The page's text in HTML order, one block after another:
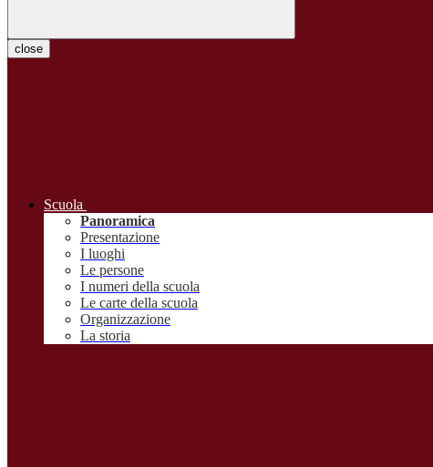
close
Scuola
Panoramica
Presentazione
I luoghi
Le persone
I numeri della scuola
Le carte della scuola
Organizzazione
La storia